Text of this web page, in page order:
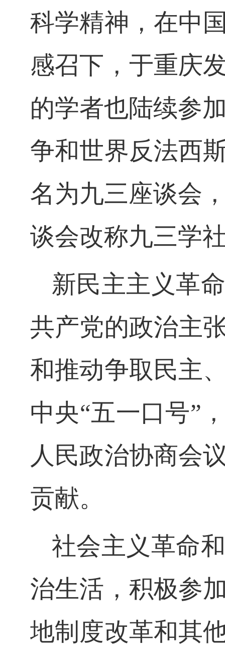
科学精神，在中
感召下，于重庆
的学者也陆续参
争和世界反法西
名为九三座谈会
谈会改称九三学
新民主主义革
共产党的政治主
和推动争取民主
中央“五一口号”
人民政治协商会
贡献。
社会主义革命
治生活，积极参
地制度改革和其